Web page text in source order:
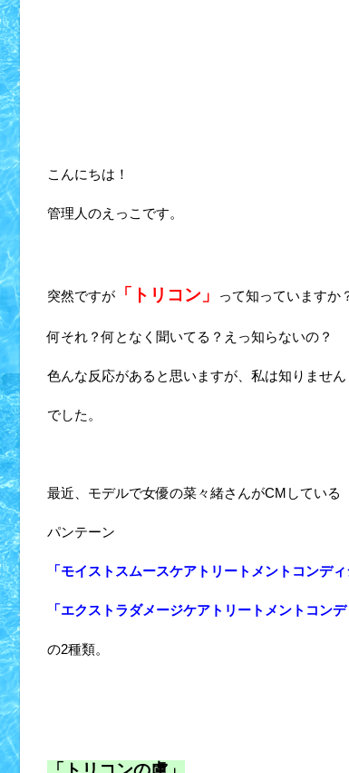
こんにちは！
管理人のえっこです。
突然ですが 「トリコン」 って知っていますか
何それ？何となく聞いてる？えっ知らないの？
色んな反応があると思いますが、私は知りません
でした。
最近、モデルで女優の菜々緒さんがCMしている
パンテーン
「モイストスムースケアトリートメントコンディ
「エクストラダメージケアトリートメントコンデ
の2種類。